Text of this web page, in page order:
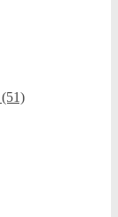
(51)